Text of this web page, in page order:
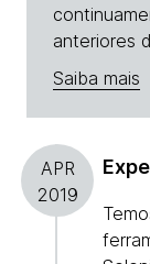
anteriores
Saiba mais
APR
2019